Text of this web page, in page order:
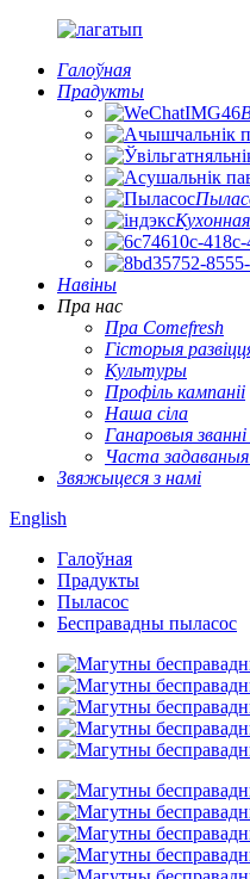
Галоўная
Прадукты
Навіны
Пра нас
Пра Comefresh
Гісторыя
Культуры
Профіль кампаніі
Наша сіла
Ганаровыя
Часта
Звяжыцеся з намі
English
Галоўная
Прадукты
Пыласос
Бесправадны пыласос